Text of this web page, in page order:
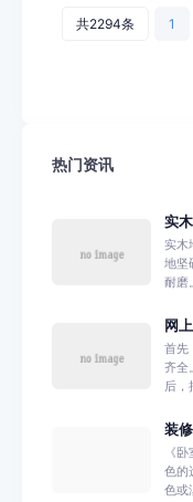
共2294条 1
热门资讯
实
实木
地坚
耐磨
网
首先
齐全
后，
装
《
色的
色或